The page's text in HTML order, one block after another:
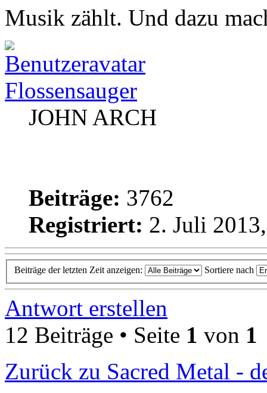
Musik zählt. Und dazu
Flossensauger
JOHN ARCH
Beiträge: 3762
Registriert: 2. Juli
Beiträge der letzten Zeit anzeigen: Sortiere nach
Antwort erstellen
12 Beiträge • Seite 1 von 1
Zurück zu Sacred Metal -